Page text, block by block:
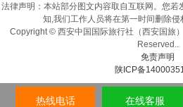
法律声明：本站部分图文内容取自互联网。您
知,我们工作人员将在第一时间删除侵
Copyright © 西安中国国际旅行社（西安国旅
Reserved..
免责声明
陕ICP备
热线电话 在线客服